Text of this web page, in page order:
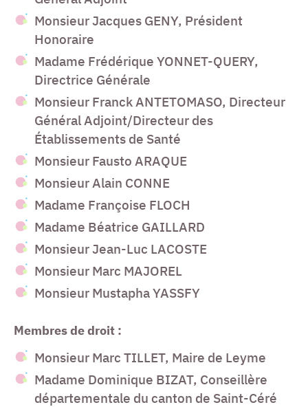
Monsieur Jacques GENY, Président
Honoraire
Madame Frédérique YONNET-QUERY,
Directrice Générale
Monsieur Franck ANTETOMASO, Directeur
Général Adjoint/Directeur des
Établissements de Santé
Monsieur Fausto ARAQUE
Monsieur Alain CONNE
Madame Françoise FLOCH
Madame Béatrice GAILLARD
Monsieur Jean-Luc LACOSTE
Monsieur Marc MAJOREL
Monsieur Mustapha YASSFY
Membres de droit :
Monsieur Marc TILLET, Maire de Leyme
Madame Dominique BIZAT, Conseillère
départementale du canton de Saint-Céré